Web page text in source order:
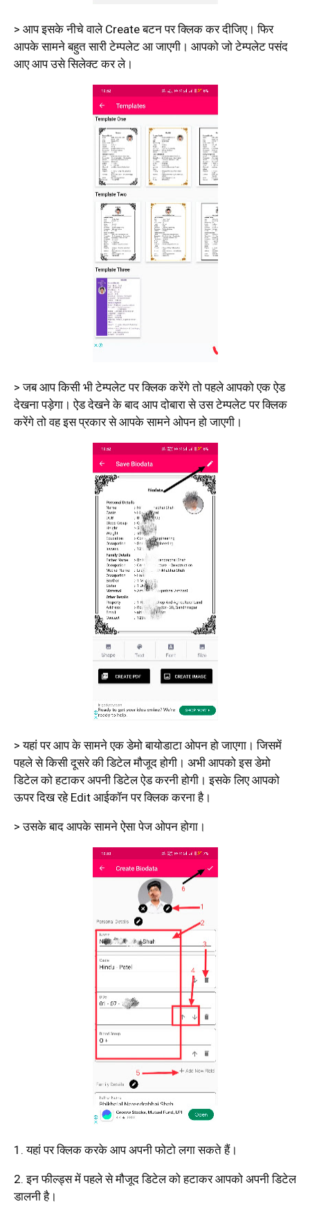
> आप इसके नीचे वाले Create बटन पर क्लिक कर दीजिए। फिर
आपके सामने बहुत सारी टेम्पलेट आ जाएगी। आपको जो टेम्पलेट पसंद
आए आप उसे सिलेक्ट कर ले।
> जब आप किसी भी टेम्पलेट पर क्लिक करेंगे तो पहले आपको एक ऐड
देखना पड़ेगा। ऐड देखने के बाद आप दोबारा से उस टेम्पलेट पर क्लिक
करेंगे तो वह इस प्रकार से आपके सामने ओपन हो जाएगी।
> यहां पर आप के सामने एक डेमो बायोडाटा ओपन हो जाएगा। जिसमें
पहले से किसी दूसरे की डिटेल मौजूद होगी। अभी आपको इस डेमो
डिटेल को हटाकर अपनी डिटेल ऐड करनी होगी। इसके लिए आपको
ऊपर दिख रहे Edit आईकॉन पर क्लिक करना है।
> उसके बाद आपके सामने ऐसा पेज ओपन होगा।
1. यहां पर क्लिक करके आप अपनी फोटो लगा सकते हैं।
2. इन फील्ड्स में पहले से मौजूद डिटेल को हटाकर आपको अपनी डिटेल
डालनी है।